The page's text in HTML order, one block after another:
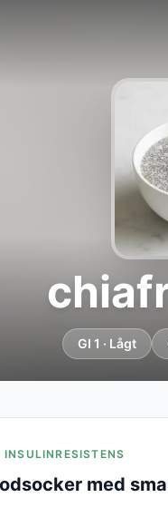
GI 1 · Lågt
INSULINRESISTENS
med